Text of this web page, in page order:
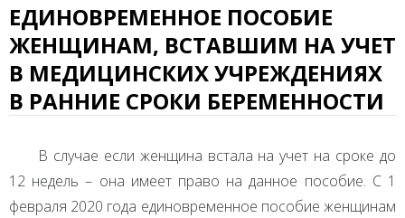
ЕДИНОВРЕМЕННОЕ ПОСОБИЕ
ЖЕНЩИНАМ, ВСТАВШИМ НА УЧЕТ
В МЕДИЦИНСКИХ УЧРЕЖДЕНИЯХ
В РАННИЕ СРОКИ БЕРЕМЕННОСТИ
В случае если женщина встала на учет на сроке до
12 недель – она имеет право на данное пособие. С 1
февраля 2020 года единовременное пособие женщинам